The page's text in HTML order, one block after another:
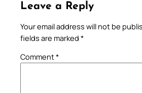
Leave a Reply
Your email address will not be
fields are marked *
Comment*